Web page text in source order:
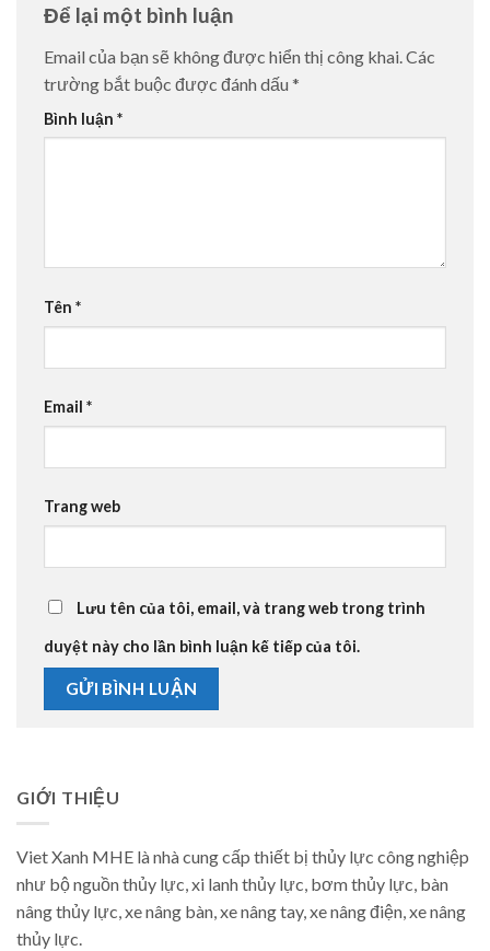
Để lại một bình luận
Email của bạn sẽ không được hiển thị công khai. Các
trường bắt buộc được đánh dấu *
Bình luận *
Tên *
Email *
Trang web
Lưu tên của tôi, email, và trang web trong trình
duyệt này cho lần bình luận kế tiếp của tôi.
GIỚI THIỆU
Viet Xanh MHE là nhà cung cấp thiết bị thủy lực công nghiệp
như bộ nguồn thủy lực, xi lanh thủy lực, bơm thủy lực, bàn
nâng thủy lực, xe nâng bàn, xe nâng tay, xe nâng điện, xe nâng
thủy lực.